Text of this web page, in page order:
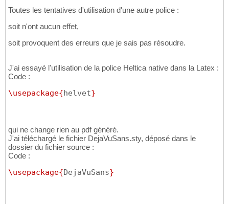
16
\end{document}
Toutes les tentatives d'utilisation d'une autre police :
soit n'ont aucun effet,
soit provoquent des erreurs que je sais pas résoudre.
J'ai essayé l'utilisation de la police Heltica native dans la Latex :
Code :
\usepackage{helvet}
qui ne change rien au pdf généré.
J'ai téléchargé le fichier DejaVuSans.sty, déposé dans le
dossier du fichier source :
Code :
\usepackage{DejaVuSans}